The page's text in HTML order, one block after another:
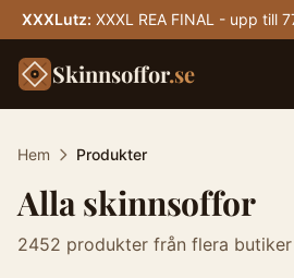
XXXLutz: XXXL REA FINAL - upp till
Skinnsoffor.se
Hem Produkter
Alla skinnsoffor
2452 produkter från flera butiker